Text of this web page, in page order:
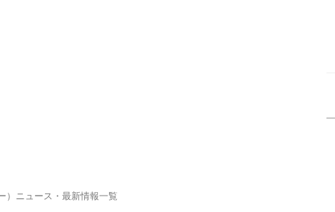
）ニュース・最新情報一覧